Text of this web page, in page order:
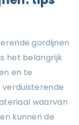
gordijnen
het belangrijk
en te
waarvan
kunnen de